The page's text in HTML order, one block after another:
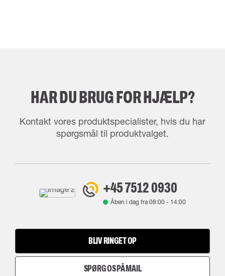
HAR DU BRUG FOR HJÆLP?
Kontakt vores produktspecialister, hvis du har
spørgsmål til produktvalget.
+45 7512 0930
Åben i dag fra08:00- 14:00
BLIV RINGET OP
SPØRG OS PÅ MAIL